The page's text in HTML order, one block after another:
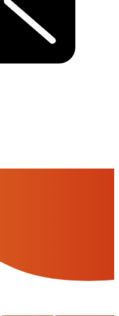
der VWG in der